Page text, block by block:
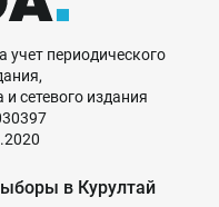
учет периодического
сетевого издания
в Курултай